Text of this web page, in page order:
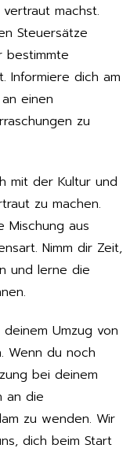
machst.
Steuersätze
bestimmte
Informiere dich am
einen
zu
mit der Kultur und
zu machen.
Mischung aus
Nimm dir Zeit,
und lerne die
Umzug von
Wenn du noch
bei deinem
an die
zu wenden. Wir
dich beim Start